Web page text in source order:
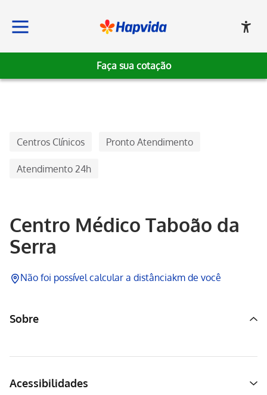
Faça sua cotação
Centros Clínicos Pronto Atendimento
Atendimento 24h
Centro Médico Taboão da
Serra
Não foi possível calcular a distânciakm de você
Sobre
Acessibilidades